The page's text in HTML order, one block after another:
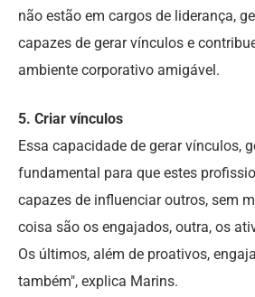
não estão em cargos de liderança,
capazes de gerar vínculos e
ambiente corporativo amigável.
5. Criar vínculos
Essa capacidade de gerar vínculos,
fundamental para que estes
capazes de influenciar outros, sem
coisa são os engajados, outra, os
Os últimos, além de proativos,
também", explica Marins.